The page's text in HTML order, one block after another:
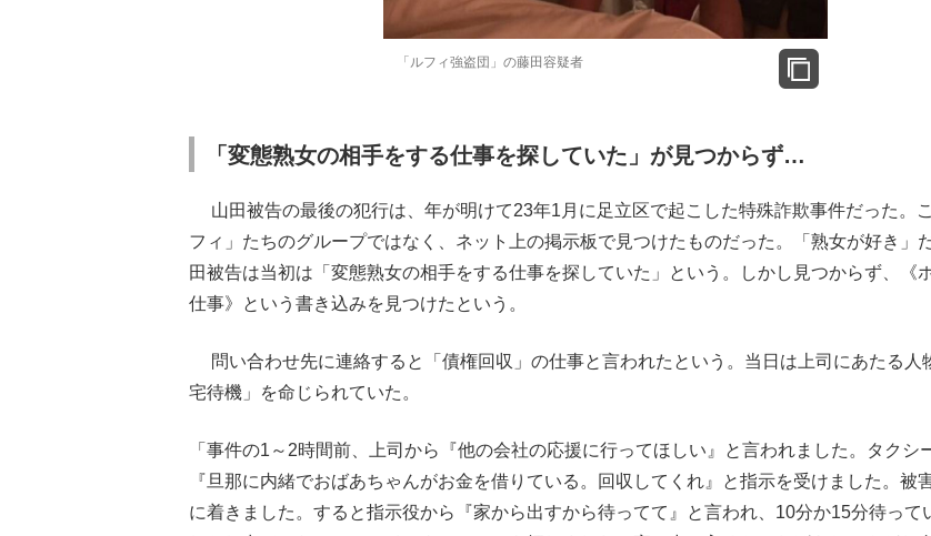
「ルフィ強盗団」の藤田容疑者
「変態熟女の相手をする仕事を探していた」が見つからず…
山田被告の最後の犯行は、年が明けて23年1月に足立区で起こした特殊詐欺事件だった。
フィ」たちのグループではなく、ネット上の掲示板で見つけたものだった。「熟女が好き」
田被告は当初は「変態熟女の相手をする仕事を探していた」という。しかし見つからず、《
仕事》という書き込みを見つけたという。
問い合わせ先に連絡すると「債権回収」の仕事と言われたという。当日は上司にあたる人
宅待機」を命じられていた。
「事件の1～2時間前、上司から『他の会社の応援に行ってほしい』と言われました。タクシ
『旦那に内緒でおばあちゃんがお金を借りている。回収してくれ』と指示を受けました。被
に着きました。すると指示役から『家から出すから待ってて』と言われ、10分か15分待って